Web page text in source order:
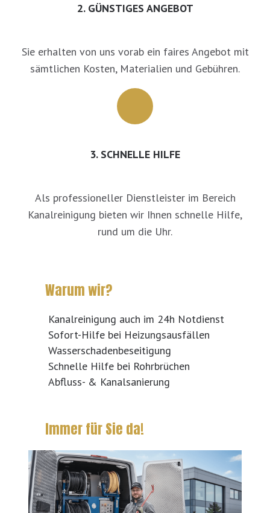
2. GÜNSTIGES ANGEBOT
Sie erhalten von uns vorab ein faires Angebot mit
sämtlichen Kosten, Materialien und Gebühren.
3. SCHNELLE HILFE
Als professioneller Dienstleister im Bereich
Kanalreinigung bieten wir Ihnen schnelle Hilfe,
rund um die Uhr.
Warum wir?
Kanalreinigung auch im 24h Notdienst
Sofort-Hilfe bei Heizungsausfällen
Wasserschadenbeseitigung
Schnelle Hilfe bei Rohrbrüchen
Abfluss- & Kanalsanierung
Immer für Sie da!